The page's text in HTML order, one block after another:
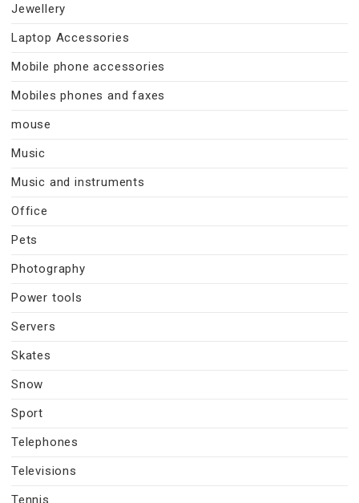
Jewellery
Laptop Accessories
Mobile phone accessories
Mobiles phones and faxes
mouse
Music
Music and instruments
Office
Pets
Photography
Power tools
Servers
Skates
Snow
Sport
Telephones
Televisions
Tennis